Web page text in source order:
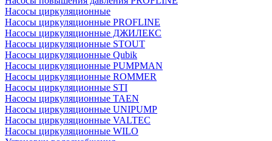
Насосы циркуляционные
Насосы циркуляционные PROFLINE
Насосы циркуляционные ДЖИЛЕКС
Насосы циркуляционные STOUT
Насосы циркуляционные Qubik
Насосы циркуляционные PUMPMAN
Насосы циркуляционные ROMMER
Насосы циркуляционные STI
Насосы циркуляционные TAEN
Насосы циркуляционные UNIPUMP
Насосы циркуляционные VALTEC
Насосы циркуляционные WILO